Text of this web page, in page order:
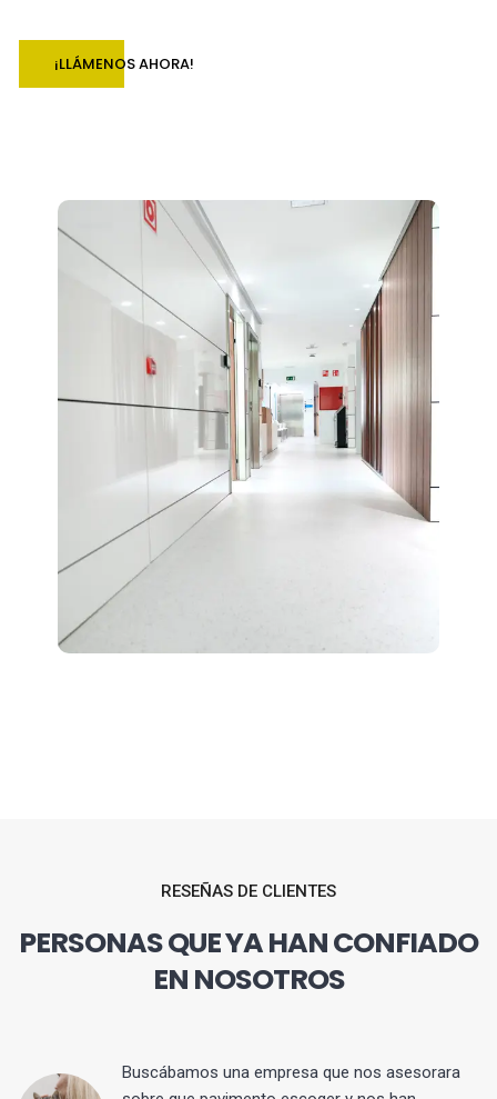
¡LLÁMENOS AHORA!
RESEÑAS DE CLIENTES
PERSONAS QUE YA HAN CONFIADO
EN NOSOTROS
Buscábamos una empresa que nos asesorara